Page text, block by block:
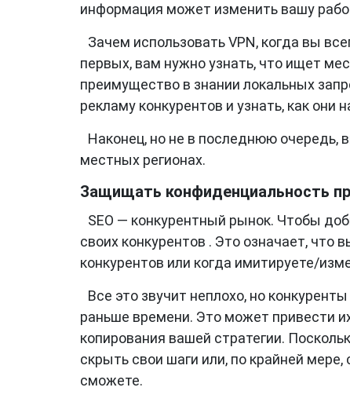
информация может изменить вашу
Зачем использовать VPN, когда вы
первых, вам нужно узнать, что ищет
преимущество в знании локальных
рекламу конкурентов и узнать, как они
Наконец, но не в последнюю очередь,
местных регионах.
Защищать конфиденциальность
SEO — конкурентный рынок. Чтобы
своих конкурентов . Это означает, что
конкурентов или когда имитируете/
Все это звучит неплохо, но
раньше времени. Это может привести
копирования вашей стратегии.
скрыть свои шаги или, по крайней
сможете.